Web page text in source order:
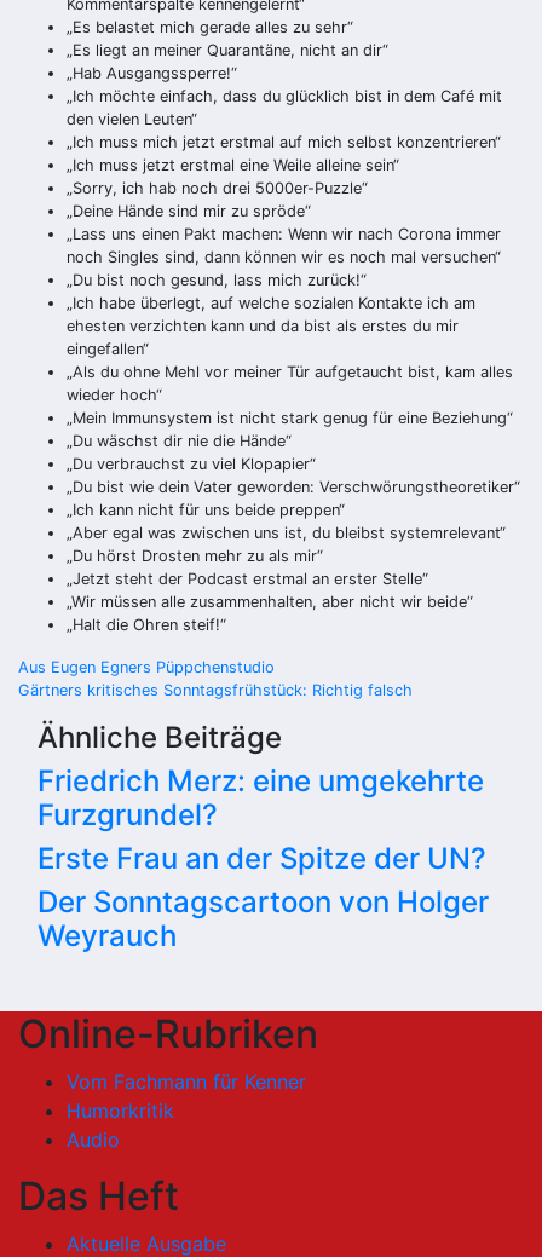
Kommentarspalte kennengelernt“
„Es belastet mich gerade alles zu sehr“
„Es liegt an meiner Quarantäne, nicht an dir“
„Hab Ausgangssperre!“
„Ich möchte einfach, dass du glücklich bist in dem Café mit
den vielen Leuten“
„Ich muss mich jetzt erstmal auf mich selbst konzentrieren“
„Ich muss jetzt erstmal eine Weile alleine sein“
„Sorry, ich hab noch drei 5000er-Puzzle“
„Deine Hände sind mir zu spröde“
„Lass uns einen Pakt machen: Wenn wir nach Corona immer
noch Singles sind, dann können wir es noch mal versuchen“
„Du bist noch gesund, lass mich zurück!“
„Ich habe überlegt, auf welche sozialen Kontakte ich am
ehesten verzichten kann und da bist als erstes du mir
eingefallen“
„Als du ohne Mehl vor meiner Tür aufgetaucht bist, kam alles
wieder hoch“
„Mein Immunsystem ist nicht stark genug für eine Beziehung“
„Du wäschst dir nie die Hände“
„Du verbrauchst zu viel Klopapier“
„Du bist wie dein Vater geworden: Verschwörungstheoretiker“
„Ich kann nicht für uns beide preppen“
„Aber egal was zwischen uns ist, du bleibst systemrelevant“
„Du hörst Drosten mehr zu als mir“
„Jetzt steht der Podcast erstmal an erster Stelle“
„Wir müssen alle zusammenhalten, aber nicht wir beide“
„Halt die Ohren steif!“
Beitragsnavigation
Aus Eugen Egners Püppchenstudio
Gärtners kritisches Sonntagsfrühstück: Richtig falsch
Ähnliche Beiträge
Friedrich Merz: eine umgekehrte
Furzgrundel?
Erste Frau an der Spitze der UN?
Der Sonntagscartoon von Holger
Weyrauch
Online-Rubriken
Vom Fachmann für Kenner
Humorkritik
Audio
Das Heft
Aktuelle Ausgabe